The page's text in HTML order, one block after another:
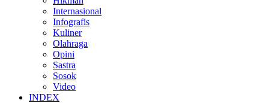
Internasional
Infografis
Kuliner
Olahraga
Opini
Sastra
Sosok
Video
INDEX